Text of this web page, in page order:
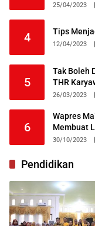
25/04/2023
4 Tips
12/04/2023
5
Tak Boleh
THR
26/03/2023
6
Wapres
Membuat
30/10/2023
Pendidikan